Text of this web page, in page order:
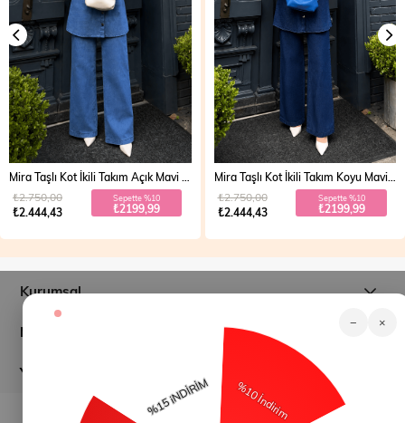
₺2.444,43
₺2.750,00 Sepette %10
₺2199,99
Mira Taşlı Kot İkili Takım Koyu Mavi 19286
₺2.444,43
₺2.750,00 Sepette %10
₺2199,99
Kurumsal
Müşteri İlişkileri
Yardım
− ×